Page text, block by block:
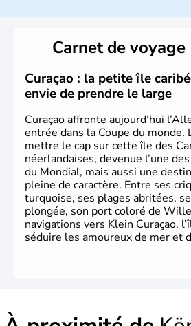
lesquelles bénéficient d'une
peut se targuer de grands noms
les domaines, des arts à la
philosophie. Hertz, Gutenberg,
Herman Hesse ou bien Hegel en
Carnet de voyage
Curaçao : la petite île
envie de prendre le large
Curaçao affronte aujourd’hui
entrée dans la Coupe du monde.
mettre le cap sur cette île des
néerlandaises, devenue l’une
du Mondial, mais aussi une
pleine de caractère. Entre ses
turquoise, ses plages abritées,
plongée, son port coloré de
navigations vers Klein Curaçao,
séduire les amoureux de mer et